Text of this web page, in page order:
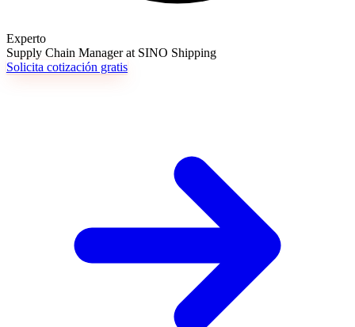
Experto
Supply Chain Manager at SINO Shipping
Solicita cotización gratis